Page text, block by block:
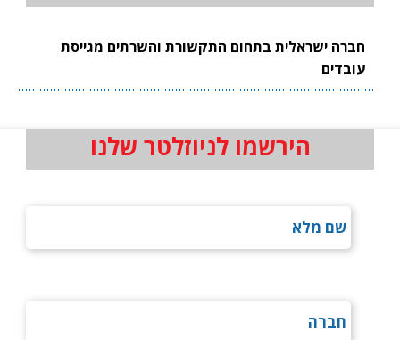
חברה ישראלית בתחום התקשורת והשרתים מגייסת
עובדים
הירשמו לניוזלטר שלנו